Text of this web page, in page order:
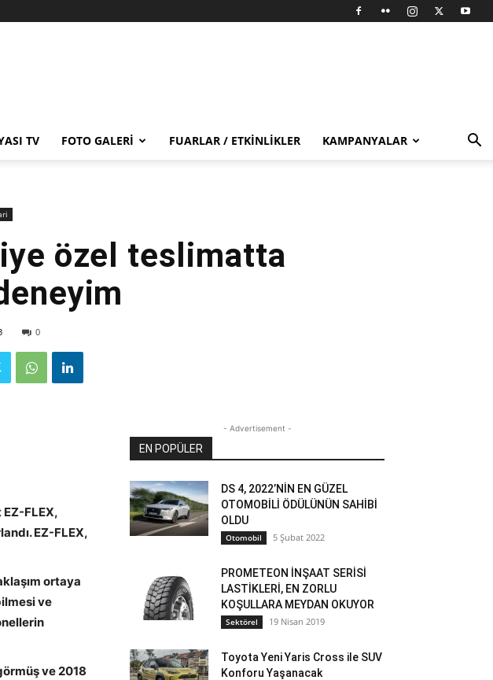
TV FOTO GALERI FUARLAR / ETKINLIKLER KAMPANYALAR
özel teslimatta
0
FLEX,
EZ-FLEX,
ortaya
ve
ve 2018
- Advertisement -
EN POPÜLER
DS 4, 2022’NİN EN GÜZEL
OTOMOBİLİ ÖDÜLÜNÜN SAHİBİ
OLDU
Otomobil 5 Şubat 2022
PROMETEON İNŞAAT SERİSİ
LASTİKLERİ, EN ZORLU
KOŞULLARA MEYDAN OKUYOR
Sektörel 19 Nisan 2019
Toyota Yeni Yaris Cross ile SUV
Konforu Yaşanacak